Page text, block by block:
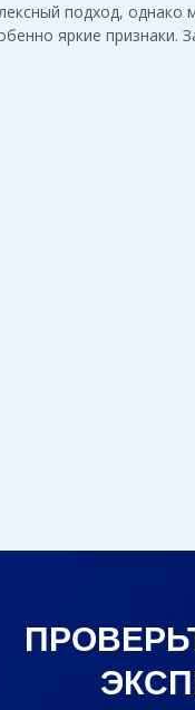
подход, однако
яркие признаки.